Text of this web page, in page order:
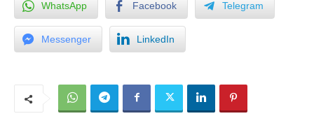
WhatsApp Facebook Telegram
Messenger LinkedIn